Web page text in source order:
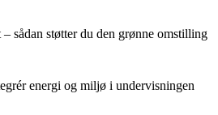
sådan støtter du den grønne omstilling
energi og miljø i undervisningen